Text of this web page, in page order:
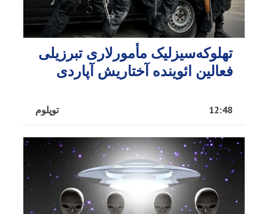
تهلوکه‌سیزلیک مأمورلاری تبرزیلی
فعالین ائوینده آختاریش آپاردی
توپلوم 12:48